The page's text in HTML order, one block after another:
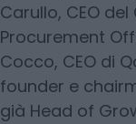
Carullo, CEO
Procurement
Cocco, CEO di
founder e
già Head of